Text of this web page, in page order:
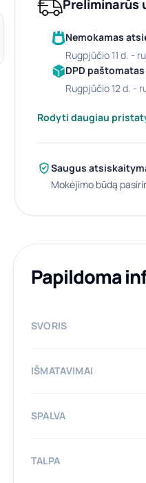
Preliminarūs
Nemokamas
rugpjūčio 11 d. -
DPD paštomatas
rugpjūčio 12 d. -
Rodyti daugiau
Saugus
Mokėjimo būdą
Papildoma
SVORIS
IŠMATAVIMAI
SPALVA
TALPA